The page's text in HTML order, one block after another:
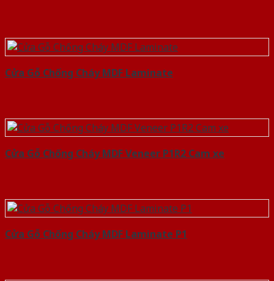
Cửa Gỗ Chống Cháy MDF Laminate
Cửa Gỗ Chống Cháy MDF Veneer P1R2 Cam xe
Cửa Gỗ Chống Cháy MDF Laminate P1